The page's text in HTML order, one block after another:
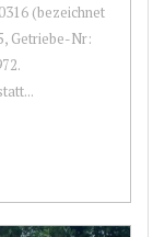
(bezeichnet
Getriebe-Nr: